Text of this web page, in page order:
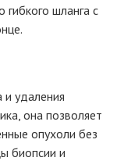
шланга с
и удаления
она позволяет
опухоли без
биопсии и